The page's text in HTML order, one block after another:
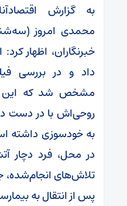
به گزارش
خبرنگاران، اظهار
داد و در بررسی
مشخص شد که این
روحی‌اش با در دست
به خودسوزی داشته
در محل، فرد دچار
تلاش‌های انجام‌شده،
پس از انتقال به